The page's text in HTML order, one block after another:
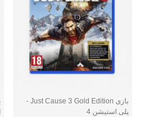
بازی Just Cause 3 Gold Edition -
پلی استیشن 4